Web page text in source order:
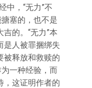
中，“无力”不
塞的，也不是
的。“无力”本
是人被罪捆绑失
被释放和救赎的
一种经验，而
，这证明作者的